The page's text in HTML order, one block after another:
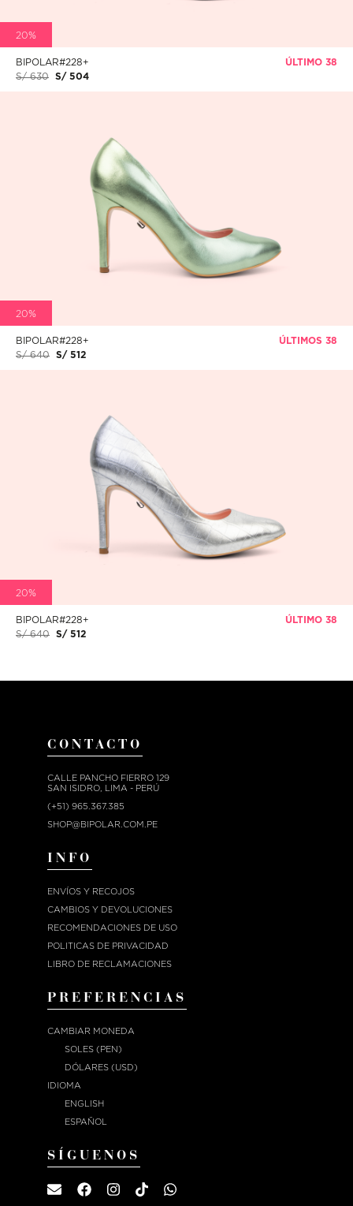
20%
BIPOLAR#228+
S/ 630
S/ 504
ÚLTIMO 38
20%
BIPOLAR#228+
S/ 640
S/ 512
ÚLTIMOS 38
20%
BIPOLAR#228+
S/ 640
S/ 512
ÚLTIMO 38
CONTACTO
CALLE PANCHO FIERRO 129
SAN ISIDRO, LIMA - PERÚ
(+51) 965.367.385
SHOP@BIPOLAR.COM.PE
INFO
ENVÍOS Y RECOJOS
CAMBIOS Y DEVOLUCIONES
RECOMENDACIONES DE USO
POLITICAS DE PRIVACIDAD
LIBRO DE RECLAMACIONES
PREFERENCIAS
CAMBIAR MONEDA
SOLES (PEN)
DÓLARES (USD)
IDIOMA
ENGLISH
ESPAÑOL
SÍGUENOS